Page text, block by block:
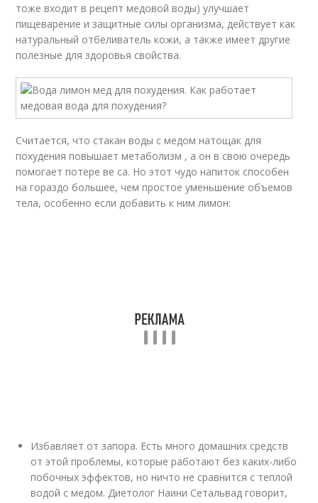
тоже входит в рецепт медовой воды) улучшает
пищеварение и защитные силы организма, действует как
натуральный отбеливатель кожи, а также имеет другие
полезные для здоровья свойства.
Считается, что стакан воды с медом натощак для
похудения повышает метаболизм , а он в свою очередь
помогает потере ве са. Но этот чудо напиток способен
на гораздо большее, чем простое уменьшение объемов
тела, особенно если добавить к ним лимон:
Избавляет от запора. Есть много домашних средств
от этой проблемы, которые работают без каких-либо
побочных эффектов, но ничто не сравнится с теплой
водой с медом. Диетолог Наини Сетальвад говорит,